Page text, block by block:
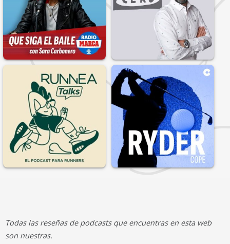
Todas las reseñas de podcasts que encuentras en esta web
son nuestras.